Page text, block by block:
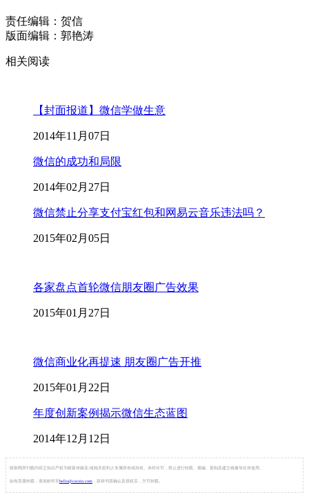
责任编辑：贺信
版面编辑：郭艳涛
相关阅读
【封面报道】微信学做生意
2014年11月07日
微信的成功和局限
2014年02月27日
微信禁止分享支付宝红包和网易云音乐违法吗？
2015年02月05日
各家盘点首轮微信朋友圈广告效果
2015年01月27日
微信商业化再提速 朋友圈广告开推
2015年01月22日
年度创新案例揭示微信生态蓝图
2014年12月12日
财新网所刊载内容之知识产权为财新传媒及/或相关权利人专属所有或持有。未经许可，禁止进行转载、摘编、复制及建立镜像等任何使用。
如有意愿转载，请发邮件至 hello@caixin.com ，获得书面确认及授权后，方可转载。